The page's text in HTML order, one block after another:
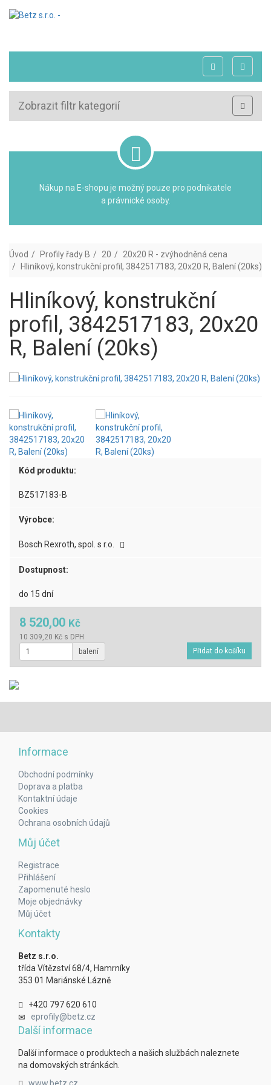
Zobrazit filtr kategorií
Nákup na E-shopu je možný pouze pro podnikatele
a právnické osoby.
Úvod Profily řady B 20
20x20 R - zvýhodněná cena
Hliníkový, konstrukční profil, 3842517183, 20x20 R, Balení (20ks)
Hliníkový, konstrukční
profil, 3842517183, 20x20
R, Balení (20ks)
Kód produktu:
BZ517183-B
Výrobce:
Bosch Rexroth, spol. s r.o.
Dostupnost:
do 15 dní
8 520,00 Kč
10 309,20 Kč s DPH
balení
Informace
Obchodní podmínky
Doprava a platba
Kontaktní údaje
Cookies
Ochrana osobních údajů
Můj účet
Registrace
Přihlášení
Zapomenuté heslo
Moje objednávky
Můj účet
Kontakty
Betz s.r.o.
třída Vítězství 68/4, Hamrníky
353 01 Mariánské Lázně
+420 797 620 610
eprofily@betz.cz
Další informace
Další informace o produktech a našich službách naleznete
na domovských stránkách.